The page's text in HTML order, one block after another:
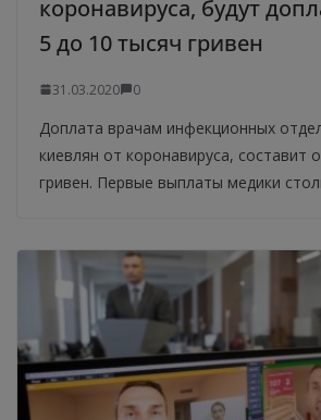
коронавируса, будут
5 до 10 тысяч гривен
31.03.2020 0
Доплата врачам инфекционных
киевлян от коронавируса, составит
гривен. Первые выплаты медики